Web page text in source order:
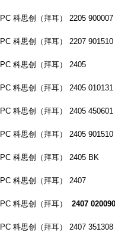
PC 科思创（拜耳） 2205 900007
PC 科思创（拜耳） 2207 901510
PC 科思创（拜耳） 2405
PC 科思创（拜耳） 2405 010131
PC 科思创（拜耳） 2405 450601
PC 科思创（拜耳） 2405 901510
PC 科思创（拜耳） 2405 BK
PC 科思创（拜耳） 2407
PC 科思创（拜耳） 2407 020090
PC 科思创（拜耳） 2407 351308